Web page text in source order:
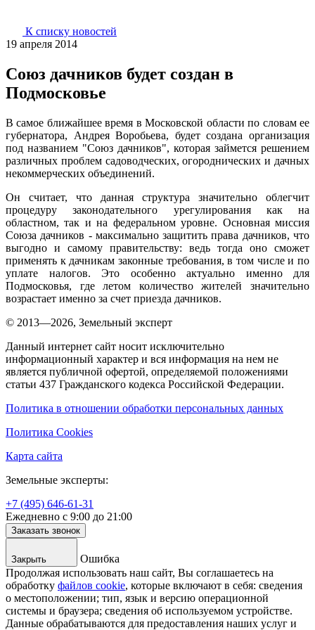
К списку новостей
19 апреля 2014
Союз дачников будет создан в
Подмосковье
В самое ближайшее время в Московской области по словам ее
губернатора, Андрея Воробьева, будет создана организация
под названием "Союз дачников", которая займется решением
различных проблем садоводческих, огороднических и дачных
некоммерческих объединений.
Он считает, что данная структура значительно облегчит
процедуру законодательного урегулирования как на
областном, так и на федеральном уровне. Основная миссия
Союза дачников - максимально защитить права дачников, что
выгодно и самому правительству: ведь тогда оно сможет
применять к дачникам законные требования, в том числе и по
уплате налогов. Это особенно актуально именно для
Подмосковья, где летом количество жителей значительно
возрастает именно за счет приезда дачников.
© 2013—2026, Земельный эксперт
Данный интернет сайт носит исключительно
информационный характер и вся информация на нем не
является публичной офертой, определяемой положениями
статьи 437 Гражданского кодекса Российской Федерации.
Политика в отношении обработки персональных данных
Политика Cookies
Карта сайта
Земельные эксперты:
+7 (495) 646-61-31
Ежедневно с 9:00 до 21:00
Заказать звонок
Закрыть
Ошибка
Продолжая использовать наш сайт, Вы соглашаетесь на
обработку файлов cookie, которые включают в себя: сведения
о местоположении; тип, язык и версию операционной
системы и браузера; сведения об используемом устройстве.
Данные обрабатываются для предоставления наших услуг и